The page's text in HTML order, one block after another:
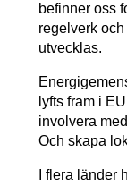
befinner oss
regelverk
utvecklas.
lyfts fram i
involvera
Och skapa
I flera länder